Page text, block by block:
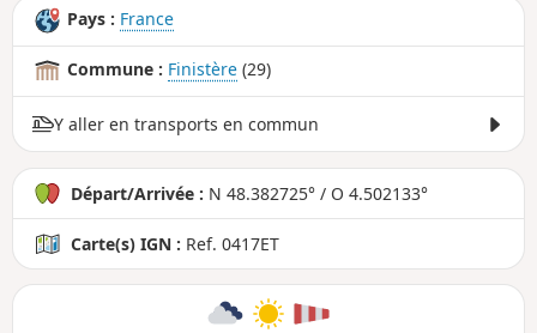
Pays : France
Commune : Finistère (29)
Y aller en transports en commun
Départ/Arrivée : N 48.382725° / O 4.502133°
Carte(s) IGN : Ref. 0417ET